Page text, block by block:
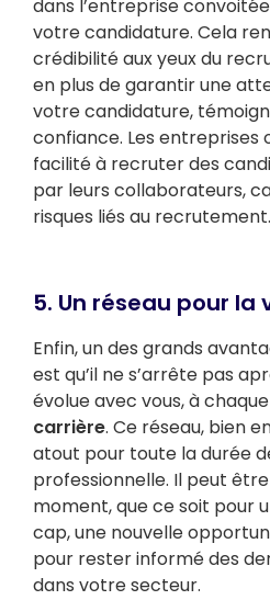
dans l’entreprise
votre candidature. Cela
crédibilité aux yeux du
en plus de garantir une
votre candidature,
confiance. Les entreprises
facilité à recruter des
par leurs collaborateurs,
risques liés au recrutement.
5. Un réseau pour la
Enfin, un des grands
est qu’il ne s’arrête pas
évolue avec vous, à
carrière. Ce réseau, bien
atout pour toute la durée
professionnelle. Il peut
moment, que ce soit pour
cap, une nouvelle
pour rester informé des
dans votre secteur.